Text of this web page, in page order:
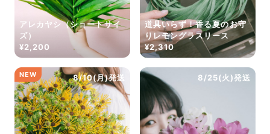
アレカヤシ（ショートサイ
ズ）
¥2,200
道具いらず！香る夏のお守
りレモングラスリース
¥2,310
8/10(月)発送
NEW 8/25(火)発送